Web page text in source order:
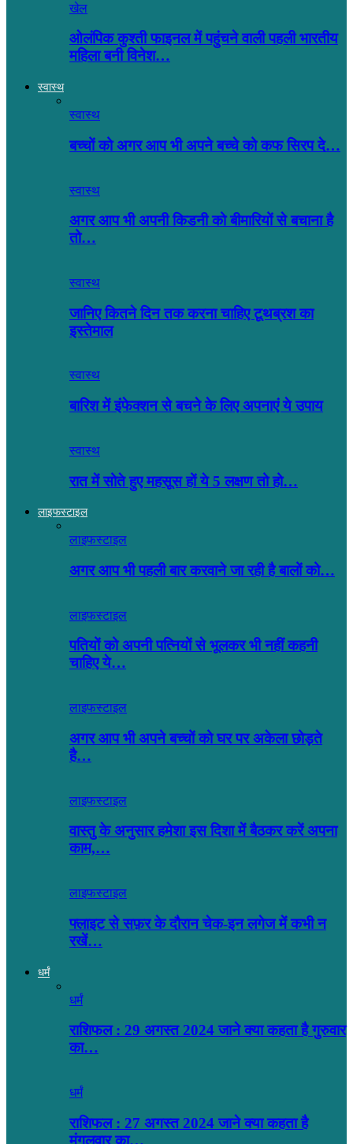
खेल
ओलंपिक कुश्ती फाइनल में पहुंचने वाली पहली भारतीय
महिला बनी विनेश…
स्वास्थ
स्वास्थ
बच्चों को अगर आप भी अपने बच्चे को कफ सिरप दे…
स्वास्थ
अगर आप भी अपनी किडनी को बीमारियों से बचाना है
तो…
स्वास्थ
जानिए कितने दिन तक करना चाहिए टूथब्रश का
इस्तेमाल
स्वास्थ
बारिश में इंफेक्शन से बचने के लिए अपनाएं ये उपाय
स्वास्थ
रात में सोते हुए महसूस हों ये 5 लक्षण तो हो…
लाइफस्टाइल
लाइफस्टाइल
अगर आप भी पहली बार करवाने जा रही है बालों को…
लाइफस्टाइल
पतियों को अपनी पत्नियों से भूलकर भी नहीं कहनी
चाहिए ये…
लाइफस्टाइल
अगर आप भी अपने बच्चों को घर पर अकेला छोड़ते
है…
लाइफस्टाइल
वास्तु के अनुसार हमेशा इस दिशा में बैठकर करें अपना
काम,…
लाइफस्टाइल
फ्लाइट से सफ़र के दौरान चेक-इन लगेज में कभी न
रखें…
धर्मं
धर्मं
राशिफल : 29 अगस्त 2024 जाने क्या कहता है गुरुवार
का…
धर्मं
राशिफल : 27 अगस्त 2024 जाने क्या कहता है
मंगलवार का…